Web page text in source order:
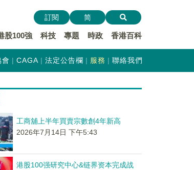
股100強 科技 專題 時政 香港百科
訂閱 简
會 CAGA 法定公告欄 服務 聯絡我們
工商舖上半年買賣宗數創4年新高
2026年7月14日 下午5:43
港股100强研究中心&链界资本完成战